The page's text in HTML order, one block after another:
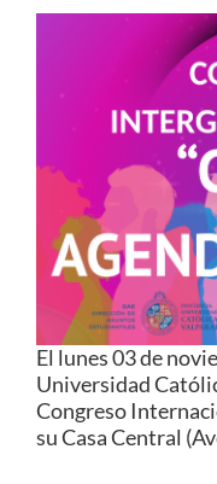
Funcionarios
English
El lunes 03 de
Universidad
Congreso
su Casa Central